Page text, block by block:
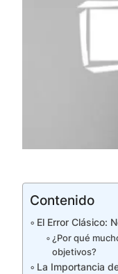
Contenido
El Error Clásico:
¿Por qué
objetivos?
La Importancia